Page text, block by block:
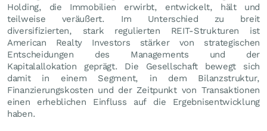
Holding, die Immobilien erwirbt, entwickelt, hält und
teilweise veräußert. Im Unterschied zu breit
diversifizierten, stark regulierten REIT-Strukturen ist
American Realty Investors stärker von strategischen
Entscheidungen des Managements und der
Kapitalallokation geprägt. Die Gesellschaft bewegt sich
damit in einem Segment, in dem Bilanzstruktur,
Finanzierungskosten und der Zeitpunkt von Transaktionen
einen erheblichen Einfluss auf die Ergebnisentwicklung
haben.